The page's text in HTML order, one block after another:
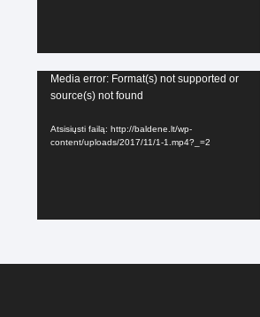
Video
grotuvas
Media error: Format(s) not supported or
source(s) not found
Atsisiųsti failą: http://baldene.lt/wp-
content/uploads/2017/11/1-1.mp4?_=2